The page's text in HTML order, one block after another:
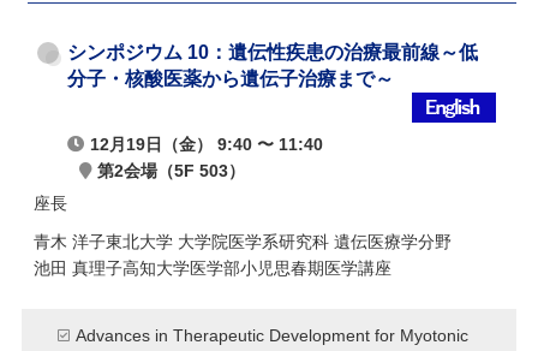
シンポジウム 10：遺伝性疾患の治療最前線～低
分子・核酸医薬から遺伝子治療まで～
12月19日（金） 9:40 〜 11:40
第2会場（5F 503）
座長
青木 洋子東北大学 大学院医学系研究科 遺伝医療学分野
池田 真理子高知大学医学部小児思春期医学講座
Advances in Therapeutic Development for Myotonic